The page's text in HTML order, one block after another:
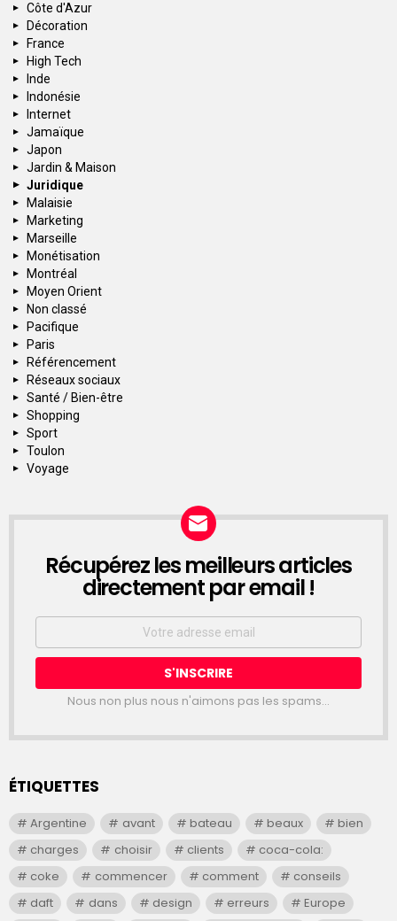
Côte d'Azur
Décoration
France
High Tech
Inde
Indonésie
Internet
Jamaïque
Japon
Jardin & Maison
Juridique
Malaisie
Marketing
Marseille
Monétisation
Montréal
Moyen Orient
Non classé
Pacifique
Paris
Référencement
Réseaux sociaux
Santé / Bien-être
Shopping
Sport
Toulon
Voyage
NEWSLETTER
Récupérez les meilleurs articles
directement par email !
Email
Nous non plus nous n'aimons pas les spams...
ÉTIQUETTES
Argentine avant bateau beaux
bien
charges
choisir clients
coca-cola:
coke
commencer comment
conseils
daft
dans design erreurs Europe